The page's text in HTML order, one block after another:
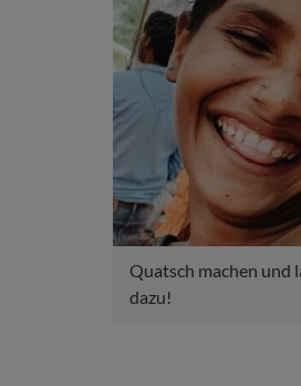
Quatsch machen und
dazu!